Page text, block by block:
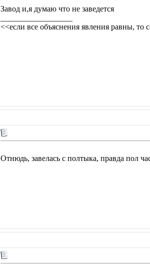
Завод и,я думаю что не заведется
<<если все объяснения явления равны,
Отнюдь, завелась с полтыка, правда пол